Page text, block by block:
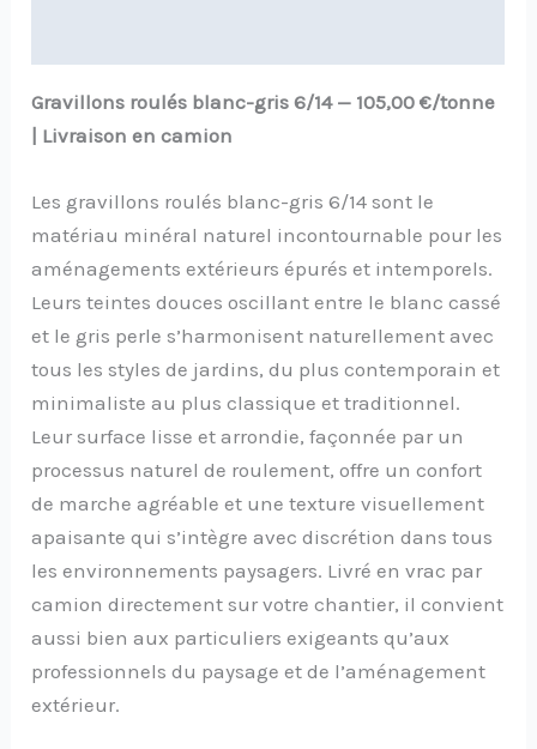
Gravillons roulés blanc-gris 6/14 — 105,00 €/tonne
| Livraison en camion
Les gravillons roulés blanc-gris 6/14 sont le
matériau minéral naturel incontournable pour les
aménagements extérieurs épurés et intemporels.
Leurs teintes douces oscillant entre le blanc cassé
et le gris perle s’harmonisent naturellement avec
tous les styles de jardins, du plus contemporain et
minimaliste au plus classique et traditionnel.
Leur surface lisse et arrondie, façonnée par un
processus naturel de roulement, offre un confort
de marche agréable et une texture visuellement
apaisante qui s’intègre avec discrétion dans tous
les environnements paysagers. Livré en vrac par
camion directement sur votre chantier, il convient
aussi bien aux particuliers exigeants qu’aux
professionnels du paysage et de l’aménagement
extérieur.